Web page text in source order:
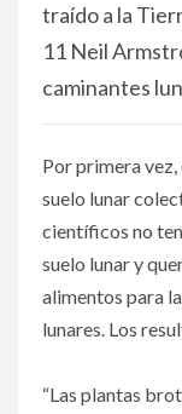
traído a la
11 Neil
caminantes
Por primera
suelo lunar
científicos no
suelo lunar y
alimentos para
lunares. Los
“Las plantas